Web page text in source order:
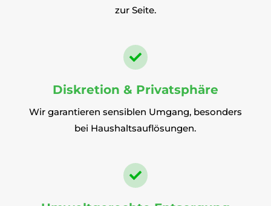
zur Seite.

Diskretion & Privatsphäre
Wir garantieren sensiblen Umgang, besonders
bei Haushaltsauflösungen.
